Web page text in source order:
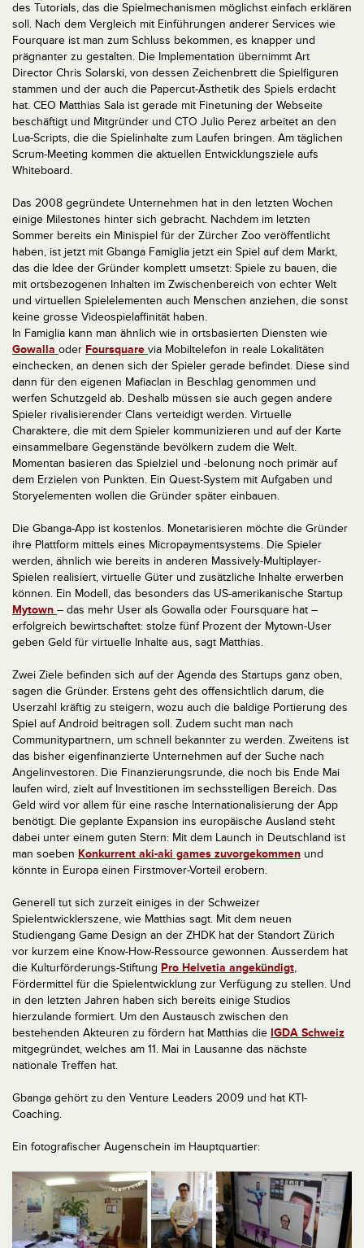
des Tutorials, das die Spielmechanismen möglichst einfach erklären
soll. Nach dem Vergleich mit Einführungen anderer Services wie
Fourquare ist man zum Schluss bekommen, es knapper und
prägnanter zu gestalten. Die Implementation übernimmt Art
Director Chris Solarski, von dessen Zeichenbrett die Spielfiguren
stammen und der auch die Papercut-Ästhetik des Spiels erdacht
hat. CEO Matthias Sala ist gerade mit Finetuning der Webseite
beschäftigt und Mitgründer und CTO Julio Perez arbeitet an den
Lua-Scripts, die die Spielinhalte zum Laufen bringen. Am täglichen
Scrum-Meeting kommen die aktuellen Entwicklungsziele aufs
Whiteboard.
Das 2008 gegründete Unternehmen hat in den letzten Wochen
einige Milestones hinter sich gebracht. Nachdem im letzten
Sommer bereits ein Minispiel für der Zürcher Zoo veröffentlicht
haben, ist jetzt mit Gbanga Famiglia jetzt ein Spiel auf dem Markt,
das die Idee der Gründer komplett umsetzt: Spiele zu bauen, die
mit ortsbezogenen Inhalten im Zwischenbereich von echter Welt
und virtuellen Spielelementen auch Menschen anziehen, die sonst
keine grosse Videospielaffinität haben.
In Famiglia kann man ähnlich wie in ortsbasierten Diensten wie
Gowalla oder Foursquare via Mobiltelefon in reale Lokalitäten
einchecken, an denen sich der Spieler gerade befindet. Diese sind
dann für den eigenen Mafiaclan in Beschlag genommen und
werfen Schutzgeld ab. Deshalb müssen sie auch gegen andere
Spieler rivalisierender Clans verteidigt werden. Virtuelle
Charaktere, die mit dem Spieler kommunizieren und auf der Karte
einsammelbare Gegenstände bevölkern zudem die Welt.
Momentan basieren das Spielziel und -belonung noch primär auf
dem Erzielen von Punkten. Ein Quest-System mit Aufgaben und
Storyelementen wollen die Gründer später einbauen.
Die Gbanga-App ist kostenlos. Monetarisieren möchte die Gründer
ihre Plattform mittels eines Micropaymentsystems. Die Spieler
werden, ähnlich wie bereits in anderen Massively-Multiplayer-
Spielen realisiert, virtuelle Güter und zusätzliche Inhalte erwerben
können. Ein Modell, das besonders das US-amerikanische Startup
Mytown – das mehr User als Gowalla oder Foursquare hat –
erfolgreich bewirtschaftet: stolze fünf Prozent der Mytown-User
geben Geld für virtuelle Inhalte aus, sagt Matthias.
Zwei Ziele befinden sich auf der Agenda des Startups ganz oben,
sagen die Gründer. Erstens geht des offensichtlich darum, die
Userzahl kräftig zu steigern, wozu auch die baldige Portierung des
Spiel auf Android beitragen soll. Zudem sucht man nach
Communitypartnern, um schnell bekannter zu werden. Zweitens ist
das bisher eigenfinanzierte Unternehmen auf der Suche nach
Angelinvestoren. Die Finanzierungsrunde, die noch bis Ende Mai
laufen wird, zielt auf Investitionen im sechsstelligen Bereich. Das
Geld wird vor allem für eine rasche Internationalisierung der App
benötigt. Die geplante Expansion ins europäische Ausland steht
dabei unter einem guten Stern: Mit dem Launch in Deutschland ist
man soeben Konkurrent aki-aki games zuvorgekommen und
könnte in Europa einen Firstmover-Vorteil erobern.
Generell tut sich zurzeit einiges in der Schweizer
Spielentwicklerszene, wie Matthias sagt. Mit dem neuen
Studiengang Game Design an der ZHDK hat der Standort Zürich
vor kurzem eine Know-How-Ressource gewonnen. Ausserdem hat
die Kulturförderungs-Stiftung Pro Helvetia angekündigt,
Fördermittel für die Spielentwicklung zur Verfügung zu stellen. Und
in den letzten Jahren haben sich bereits einige Studios
hierzulande formiert. Um den Austausch zwischen den
bestehenden Akteuren zu fördern hat Matthias die IGDA Schweiz
mitgegründet, welches am 11. Mai in Lausanne das nächste
nationale Treffen hat.
Gbanga gehört zu den Venture Leaders 2009 und hat KTI-
Coaching.
Ein fotografischer Augenschein im Hauptquartier: